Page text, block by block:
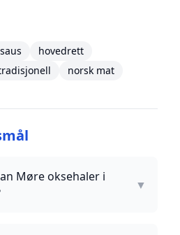
hovedrett
norsk mat
Møre oksehaler i
▼